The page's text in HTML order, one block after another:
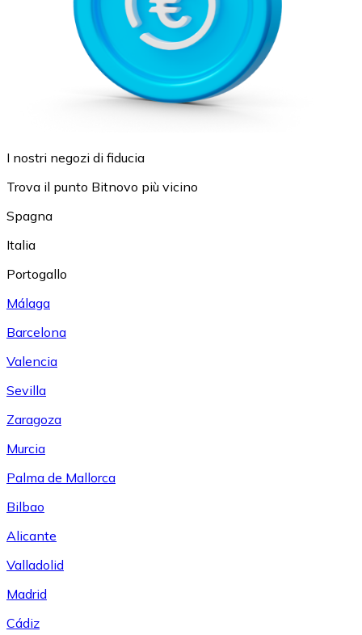
I nostri negozi di fiducia
Trova il punto Bitnovo più vicino
Spagna
Italia
Portogallo
Málaga
Barcelona
Valencia
Sevilla
Zaragoza
Murcia
Palma de Mallorca
Bilbao
Alicante
Valladolid
Madrid
Cádiz